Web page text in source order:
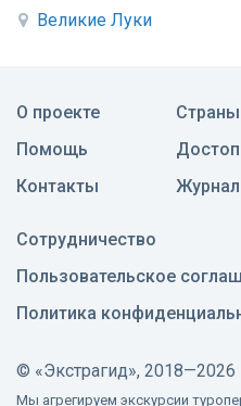
Великие Луки
О проекте
Помощь
Контакты
Журнал
Сотрудничество
Пользовательское
Политика
© «Экстрагид», 2018—2026
Мы агрегируем экскурсии